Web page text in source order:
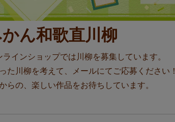
ん和歌直川柳
インショップでは川柳を募集しています。
た川柳を考えて、メールにてご応募ください！
らの、楽しい作品をお待ちしています。